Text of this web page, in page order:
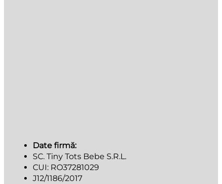
Date firmă:
SC. Tiny Tots Bebe S.R.L.
CUI: RO37281029
J12/1186/2017